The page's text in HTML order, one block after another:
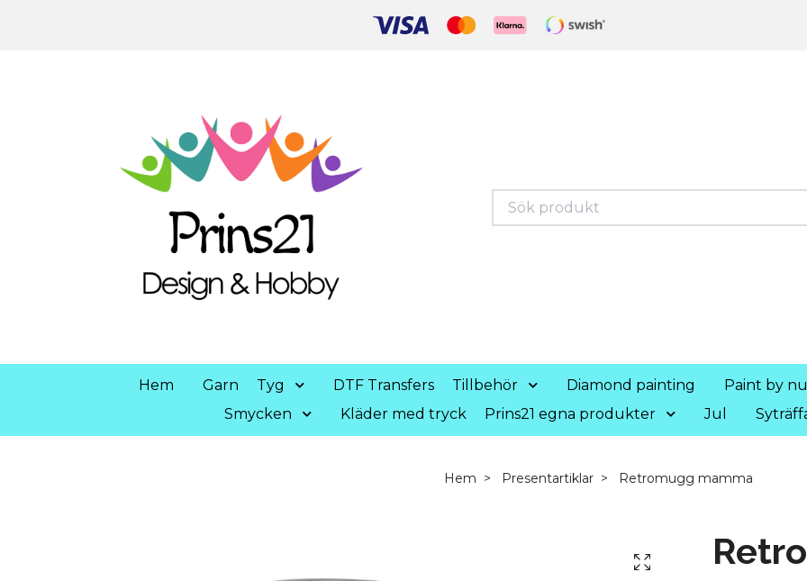
Hem Garn Tyg DTF Transfers Tillbehör Diamond painting
Paint by
Smycken
Kläder med tryck Prins21 egna produkter Jul
Hem Presentartiklar Retromugg mamma